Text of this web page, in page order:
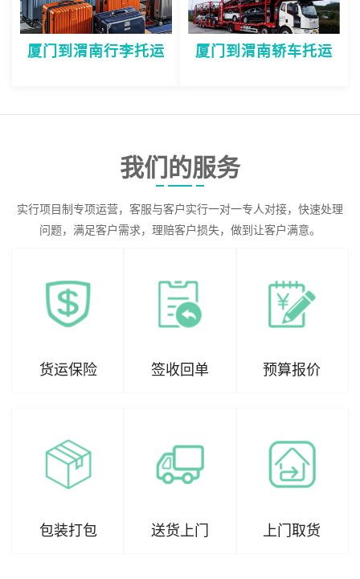
厦门到渭南行李托运 厦门到渭南轿车托运
我们的服务
实行项目制专项运营，客服与客户实行一对一专人对接，快速处理
问题，满足客户需求，理赔客户损失，做到让客户满意。
货运保险 签收回单 预算报价
包装打包 送货上门 上门取货